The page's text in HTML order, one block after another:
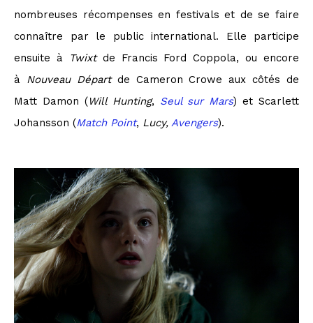
nombreuses récompenses en festivals et de se faire
connaître par le public international. Elle participe
ensuite à
Twixtde Francis Ford Coppola, ou encore
à
Nouveau Départde Cameron Crowe aux côtés de
Matt Damon (Will Hunting, Seul sur Mars) et Scarlett
Johansson (Match Point, Lucy, Avengers).